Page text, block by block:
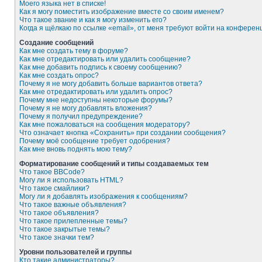
Моего языка нет в списке!
Как я могу поместить изображение вместе со своим именем?
Что такое звание и как я могу изменить его?
Когда я щёлкаю по ссылке «email», от меня требуют войти на
Создание сообщений
Как мне создать тему в форуме?
Как мне отредактировать или удалить сообщение?
Как мне добавить подпись к своему сообщению?
Как мне создать опрос?
Почему я не могу добавить больше вариантов ответа?
Как мне отредактировать или удалить опрос?
Почему мне недоступны некоторые форумы?
Почему я не могу добавлять вложения?
Почему я получил предупреждение?
Как мне пожаловаться на сообщения модератору?
Что означает кнопка «Сохранить» при создании сообщения?
Почему моё сообщение требует одобрения?
Как мне вновь поднять мою тему?
Форматирование сообщений и типы создаваемых тем
Что такое BBCode?
Могу ли я использовать HTML?
Что такое смайлики?
Могу ли я добавлять изображения к сообщениям?
Что такое важные объявления?
Что такое объявления?
Что такое прилепленные темы?
Что такое закрытые темы?
Что такое значки тем?
Уровни пользователей и группы
Кто такие администраторы?